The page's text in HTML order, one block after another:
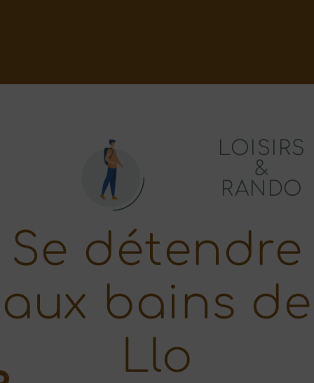
LOISIRS
&
RANDO
Se détendre
aux bains de
Llo